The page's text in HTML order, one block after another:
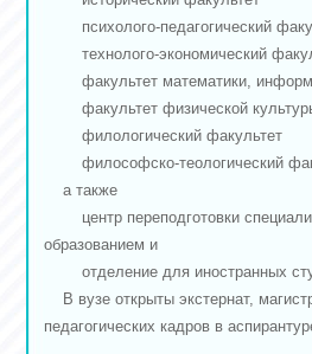
психолого-педагогический
технолого-экономический
факультет математики,
факультет физической
филологический факультет
философско-теологический
а также
центр переподготовки
образованием и
отделение для иностранных
В вузе открыты экстернат,
педагогических кадров в